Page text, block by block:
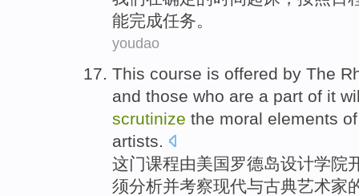
能完成任务。
youdao
This course is offered by The
and those who are a part of it
scrutinize the moral elements of
artists.
这门课程由美国 罗德岛设计学院
须分析并考察现代与古典艺术家